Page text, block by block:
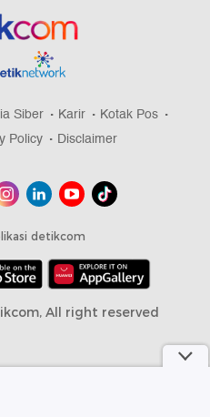
Siber Karir
Kotak Pos
Policy Disclaimer
detikcom
All right reserved